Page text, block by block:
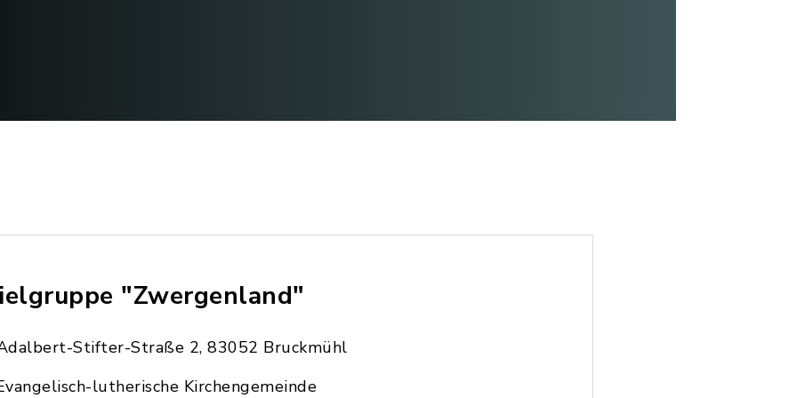
"Zwergenland"
Stifter-Straße 2, 83052 Bruckmühl
lutherische Kirchengemeinde